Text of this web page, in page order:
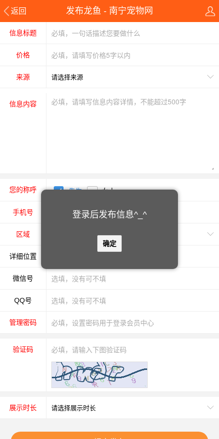
登录后发布信息^_^
确定
返回 发布龙鱼 - 南宁宠物网
信息标题
价格
来源
信息内容
您的称呼 先生 女士
手机号
区域
详细位置
微信号
QQ号
管理密码
验证码
展示时长